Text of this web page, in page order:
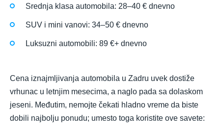
Srednja klasa automobila: 28–40 € dnevno
SUV i mini vanovi: 34–50 € dnevno
Luksuzni automobili: 89 €+ dnevno
Cena iznajmljivanja automobila u Zadru uvek dostiže
vrhunac u letnjim mesecima, a naglo pada sa dolaskom
jeseni. Međutim, nemojte čekati hladno vreme da biste
dobili najbolju ponudu; umesto toga koristite ove savete: